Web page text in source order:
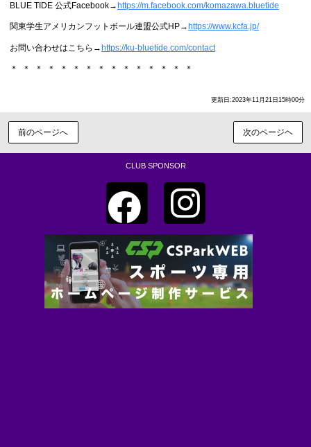
BLUE TIDE 公式Facebook→ https://m.facebook.com/komazawa.bluetide
関東学生アメリカンフットボール連盟公式HP→ https://www.kcfa.jp/
お問い合わせはこちら→ https://ku-bluetide.com/contact
＊ ＊ ＊ ＊ ＊ ＊ ＊ ＊ ＊ ＊ ＊ ＊ ＊ ＊ ＊
更新日:2023年11月21日15時00分
前のページへ 次のページヘ
CLUB SPONSOR